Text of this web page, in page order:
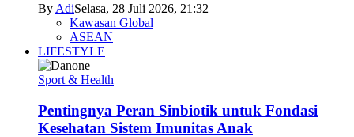
By AdiSelasa, 28 Juli 2026, 21:32
Kawasan Global
ASEAN
LIFESTYLE
Sport & Health
Pentingnya Peran Sinbiotik untuk Fondasi
Kesehatan Sistem Imunitas Anak